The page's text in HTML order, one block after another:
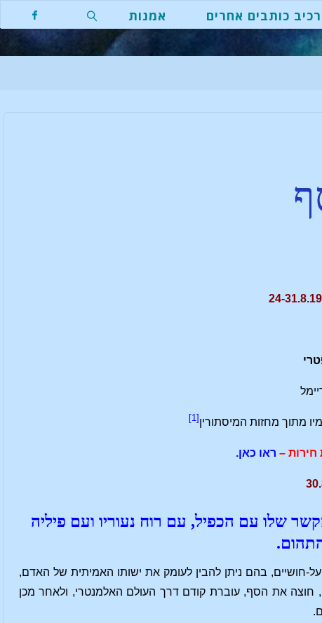
כותבים אחרים אמנות
מתוך מחזות המיסתורין [1]
– ראו כאן.
שלו עם הכפיל, עם רוח נעוריו ועם פיליה
חושיים, בהם ניתן להבין לעומק את ישותו האמיתית של האדם,
חוצה את הסף, עוברת קודם דרך העולם האלמנטרי, ולאחר מכן